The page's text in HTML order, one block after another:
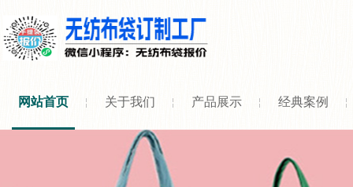
网站首页 关于我们 产品展示 经典案例